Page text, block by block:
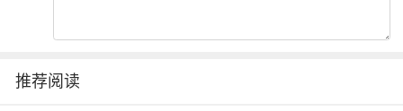
推荐阅读